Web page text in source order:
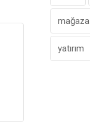
mağaza
yatırım